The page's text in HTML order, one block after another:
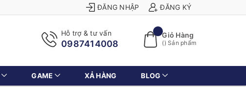
ĐĂNG NHẬP ĐĂNG KÝ
Hỗ trợ & tư vấn
0987414008
Giỏ Hàng
() Sản phẩm
GAME XẢ HÀNG BLOG